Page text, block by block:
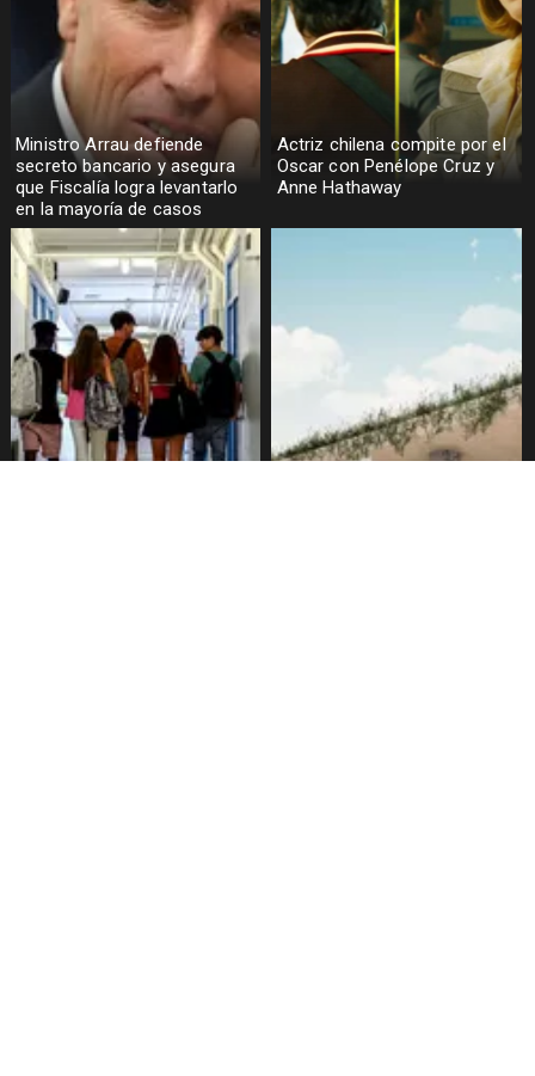
Ministro Arrau defiende
secreto bancario y asegura
que Fiscalía logra levantarlo
en la mayoría de casos
Actriz chilena compite por el
Oscar con Penélope Cruz y
Anne Hathaway